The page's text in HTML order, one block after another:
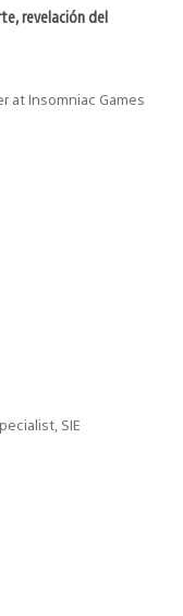
revelación del
at Insomniac Games
SIE